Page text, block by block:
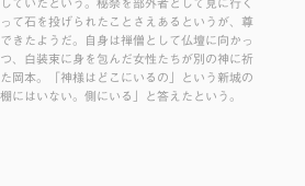
ていたという。秘祭を部外者として見に行く
て石を投げられたことさえあるというが、尊
きたようだ。自身は禅僧として仏壇に向かっ
、白装束に身を包んだ女性たちが別の神に祈
岡本。「神様はどこにいるの」という新城の
にはいない。側にいる」と答えたという。